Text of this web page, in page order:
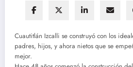
Cuautitlán Izcalli se construyó con los
padres, hijos, y ahora nietos que se
mejor.